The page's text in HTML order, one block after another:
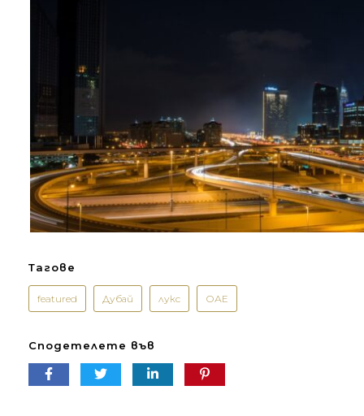
Тагове
featured Дубай лукс ОАЕ
Сподетелете във